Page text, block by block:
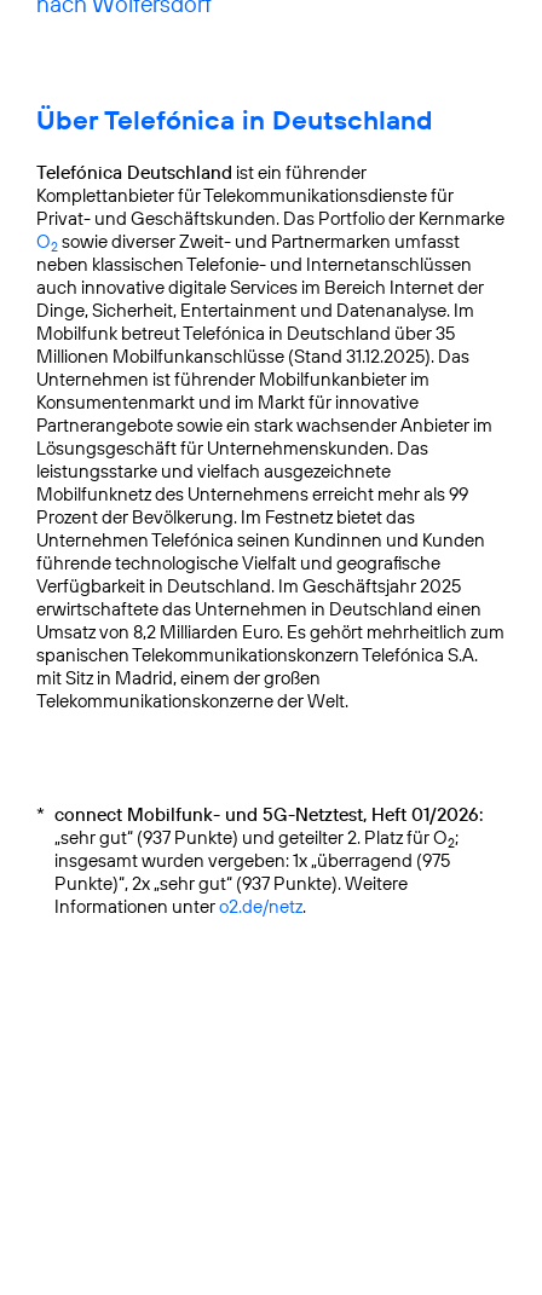
Über Telefónica in Deutschland
Telefónica Deutschland ist ein führender
Komplettanbieter für Telekommunikationsdienste für
Privat- und Geschäftskunden. Das Portfolio der Kernmarke
O2 sowie diverser Zweit- und Partnermarken umfasst
neben klassischen Telefonie- und Internetanschlüssen
auch innovative digitale Services im Bereich Internet der
Dinge, Sicherheit, Entertainment und Datenanalyse. Im
Mobilfunk betreut Telefónica in Deutschland über 35
Millionen Mobilfunkanschlüsse (Stand 31.12.2025). Das
Unternehmen ist führender Mobilfunkanbieter im
Konsumentenmarkt und im Markt für innovative
Partnerangebote sowie ein stark wachsender Anbieter im
Lösungsgeschäft für Unternehmenskunden. Das
leistungsstarke und vielfach ausgezeichnete
Mobilfunknetz des Unternehmens erreicht mehr als 99
Prozent der Bevölkerung. Im Festnetz bietet das
Unternehmen Telefónica seinen Kundinnen und Kunden
führende technologische Vielfalt und geografische
Verfügbarkeit in Deutschland. Im Geschäftsjahr 2025
erwirtschaftete das Unternehmen in Deutschland einen
Umsatz von 8,2 Milliarden Euro. Es gehört mehrheitlich zum
spanischen Telekommunikationskonzern Telefónica S.A.
mit Sitz in Madrid, einem der großen
Telekommunikationskonzerne der Welt.
* connect Mobilfunk- und 5G-Netztest, Heft 01/2026:
„sehr gut“ (937 Punkte) und geteilter 2. Platz für O2;
insgesamt wurden vergeben: 1x „überragend (975
Punkte)“, 2x „sehr gut“ (937 Punkte). Weitere
Informationen untero2.de/netz.